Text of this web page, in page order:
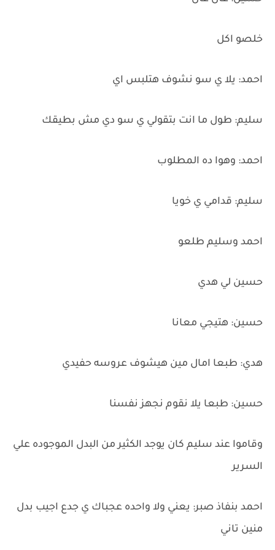
خلصو اكل
احمد: يلا ي سو نشوف هتلبس اي
سليم: طول ما انت بتقولي ي سو دي مش بطيقك
احمد: وهوا ده المطلوب
سليم: قدامي ي خويا
احمد وسليم طلعو
حسين لي هدي
حسين: هتيجي معانا
هدي: طبعا امال مين هيشوف عروسه حفيدي
حسين: طبعا يلا نقوم نجهز نفسنا
وقاموا عند سليم كان يوجد الكثير من البدل الموجوده علي
السرير
احمد بنفاذ صبر: يعني ولا واحده عجباك ي جدع اجيب بدل
منين تاني